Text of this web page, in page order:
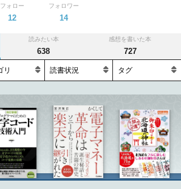
フォロー
12
フォロワー
14
読みたい本
638
感想を書いた本
727